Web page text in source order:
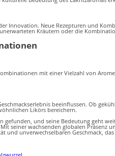
Innovation. Neue Rezepturen und
Kräutern oder die
mit einer Vielzahl von
beeinflussen. Ob
Likörs bereichern.
gefunden, und seine Bedeutung geht
seiner wachsenden globalen
unverwechselbaren Geschmack,